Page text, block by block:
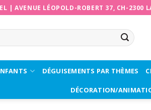
|AVENUE LÉOPOLD-ROBERT 37, CH-2300
DÉGUISEMENTS PAR THÈMES
DÉCORATION/